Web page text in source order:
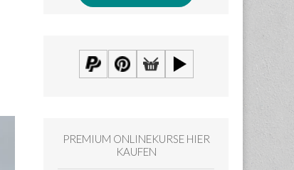
PREMIUM ONLINEKURSE HIER
KAUFEN